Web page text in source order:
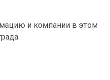
и компании в этом